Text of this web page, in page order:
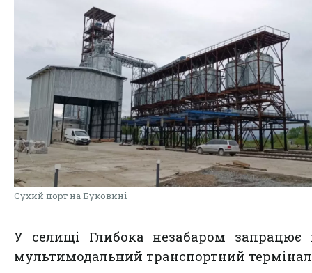
Сухий порт на Буковині
У селищі Глибока незабаром запрацює
мультимодальний транспортний